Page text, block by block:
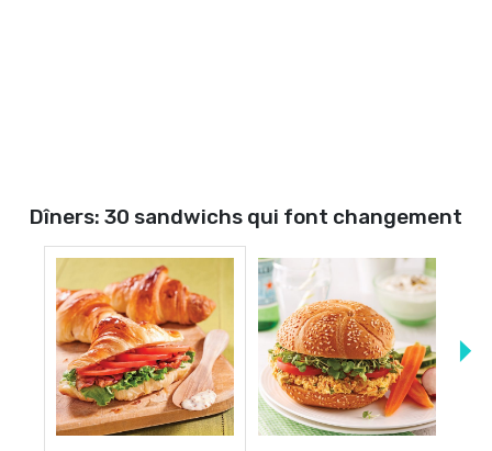
Dîners: 30 sandwichs qui font changement